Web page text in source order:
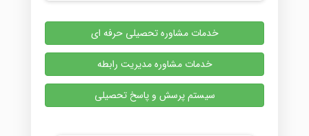
خدمات مشاوره تحصیلی حرفه ای
خدمات مشاوره مدیریت رابطه
سیستم پرسش و پاسخ تحصیلی